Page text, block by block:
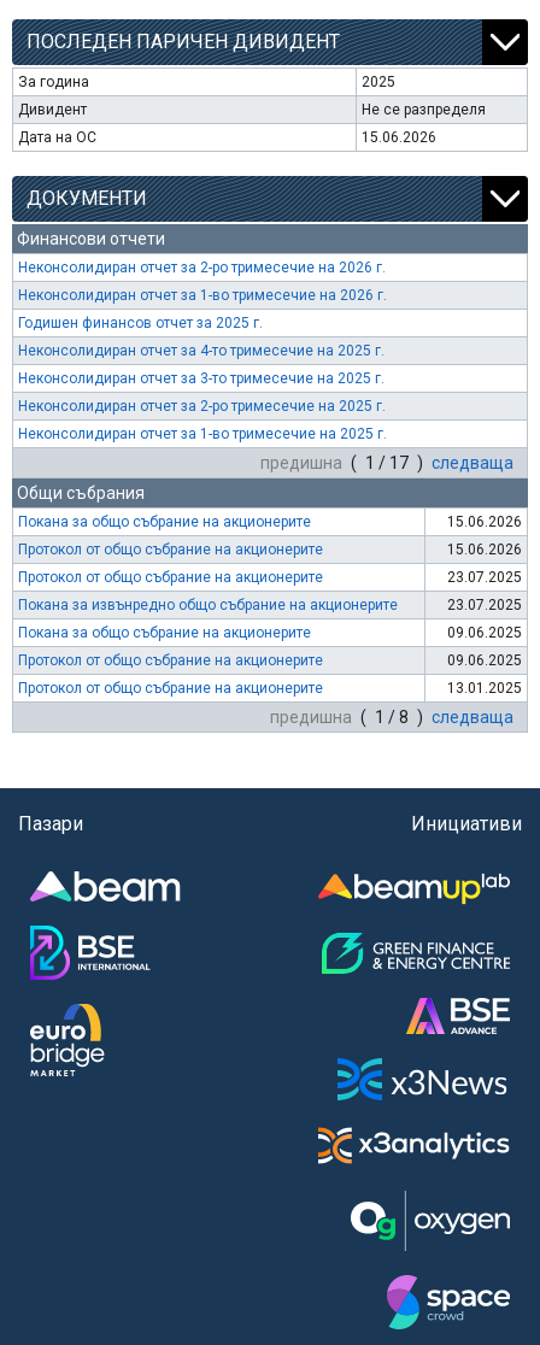
ПОСЛЕДЕН ПАРИЧЕН ДИВИДЕНТ
За година
2025
Дивидент
Не се разпределя
Дата на ОС
15.06.2026
ДОКУМЕНТИ
Финансови отчети
Неконсолидиран отчет за 2-ро тримесечие на 2026 г.
Неконсолидиран отчет за 1-во тримесечие на 2026 г.
Годишен финансов отчет за 2025 г.
Неконсолидиран отчет за 4-то тримесечие на 2025 г.
Неконсолидиран отчет за 3-то тримесечие на 2025 г.
Неконсолидиран отчет за 2-ро тримесечие на 2025 г.
Неконсолидиран отчет за 1-во тримесечие на 2025 г.
предишна ( 1 / 17 ) следваща
Общи събрания
Покана за общо събрание на акционерите
15.06.2026
Протокол от общо събрание на акционерите
15.06.2026
Протокол от общо събрание на акционерите
23.07.2025
Покана за извънредно общо събрание на акционерите
23.07.2025
Покана за общо събрание на акционерите
09.06.2025
Протокол от общо събрание на акционерите
09.06.2025
Протокол от общо събрание на акционерите
13.01.2025
предишна ( 1 / 8 ) следваща
Пазари Инициативи